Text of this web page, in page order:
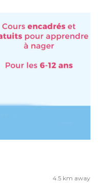
4.5 km away